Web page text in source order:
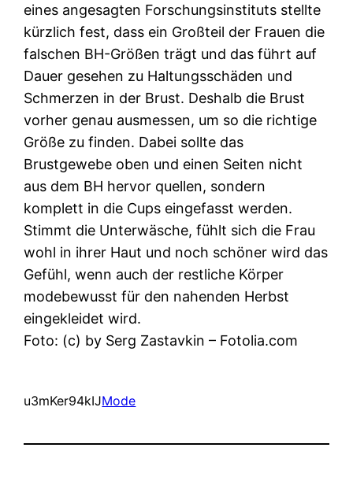
eines angesagten Forschungsinstituts stellte
kürzlich fest, dass ein Großteil der Frauen die
falschen BH-Größen trägt und das führt auf
Dauer gesehen zu Haltungsschäden und
Schmerzen in der Brust. Deshalb die Brust
vorher genau ausmessen, um so die richtige
Größe zu finden. Dabei sollte das
Brustgewebe oben und einen Seiten nicht
aus dem BH hervor quellen, sondern
komplett in die Cups eingefasst werden.
Stimmt die Unterwäsche, fühlt sich die Frau
wohl in ihrer Haut und noch schöner wird das
Gefühl, wenn auch der restliche Körper
modebewusst für den nahenden Herbst
eingekleidet wird.
Foto: (c) by Serg Zastavkin – Fotolia.com
u3mKer94kIJMode